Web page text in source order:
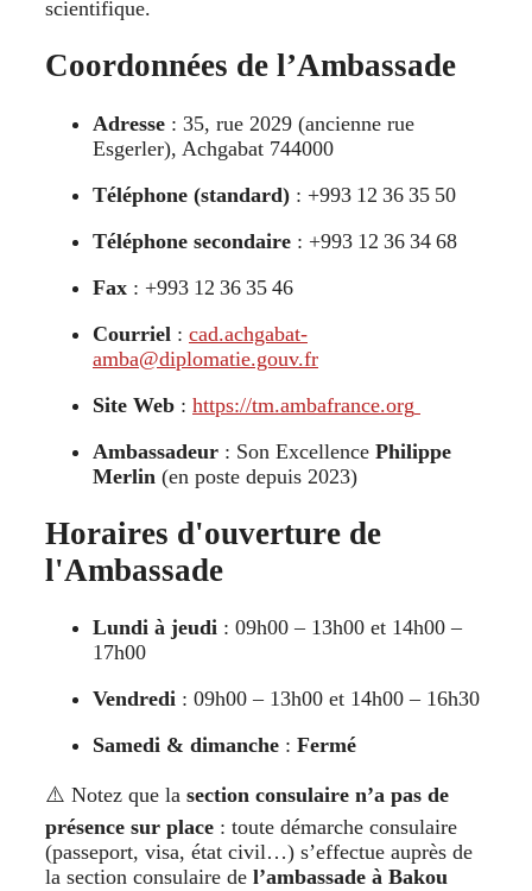
scientifique.
Coordonnées de l’Ambassade
Adresse : 35, rue 2029 (ancienne rue
Esgerler), Achgabat 744000
Téléphone (standard) : +993 12 36 35 50
Téléphone secondaire : +993 12 36 34 68
Fax : +993 12 36 35 46
Courriel : cad.achgabat-
amba@diplomatie.gouv.fr
Site Web : https://tm.ambafrance.org
Ambassadeur : Son Excellence Philippe
Merlin (en poste depuis 2023)
Horaires d'ouverture de
l'Ambassade
Lundi à jeudi : 09h00 – 13h00 et 14h00 –
17h00
Vendredi : 09h00 – 13h00 et 14h00 – 16h30
Samedi & dimanche : Fermé
⚠️ Notez que la section consulaire n’a pas de
présence sur place : toute démarche consulaire
(passeport, visa, état civil…) s’effectue auprès de
la section consulaire de l’ambassade à Bakou